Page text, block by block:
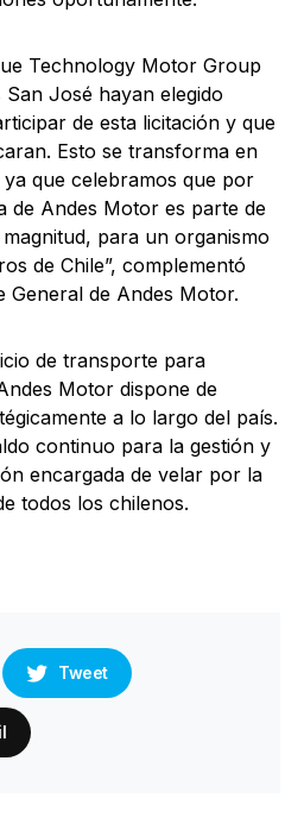
Technology Motor Group
José hayan elegido
de esta licitación y que
Esto se transforma en
que celebramos que por
de Andes Motor es parte de
para un organismo
de Chile”, complementó
General de Andes Motor.
de transporte para
Motor dispone de
a lo largo del país.
continuo para la gestión y
encargada de velar por la
todos los chilenos.
Tweet